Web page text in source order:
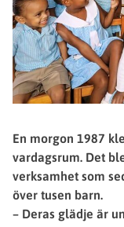
En morgon 1987
vardagsrum. Det
verksamhet som
över tusen barn.
– Deras glädje är